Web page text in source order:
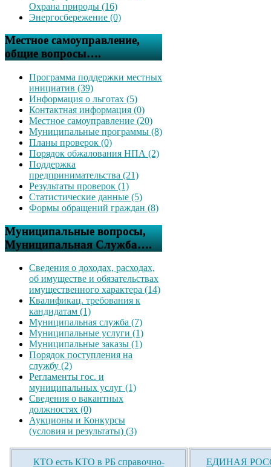
Охрана природы (16)
Энергосбережение (0)
Местное самоуправление,
общие вопросы….
Программа поддержки местных
инициатив (39)
Информация о льготах (5)
Контактная информация (0)
Местное самоуправление (20)
Муниципальные программы (8)
Планы проверок (0)
Порядок обжалования НПА (2)
Поддержка
предпринимательства (21)
Результаты проверок (1)
Статистические данные (5)
Формы обращений граждан (8)
Муниципальные вопросы,
Муниципальная Служба….
Сведения о доходах, расходах,
об имуществе и обязательствах
имущественного характера (14)
Квалификац. требования к
кандидатам (1)
Муниципальная служба (7)
Муниципальные услуги (1)
Муниципальные заказы (1)
Порядок поступления на
службу (2)
Регламенты гос. и
муниципальных услуг (1)
Сведения о вакантных
должностях (0)
Аукционы и Конкурсы
(условия и результаты) (3)
КТО есть КТО в РБ справочно-
ЕДИНАЯ